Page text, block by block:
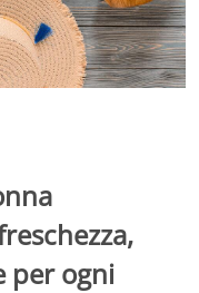
per ogni